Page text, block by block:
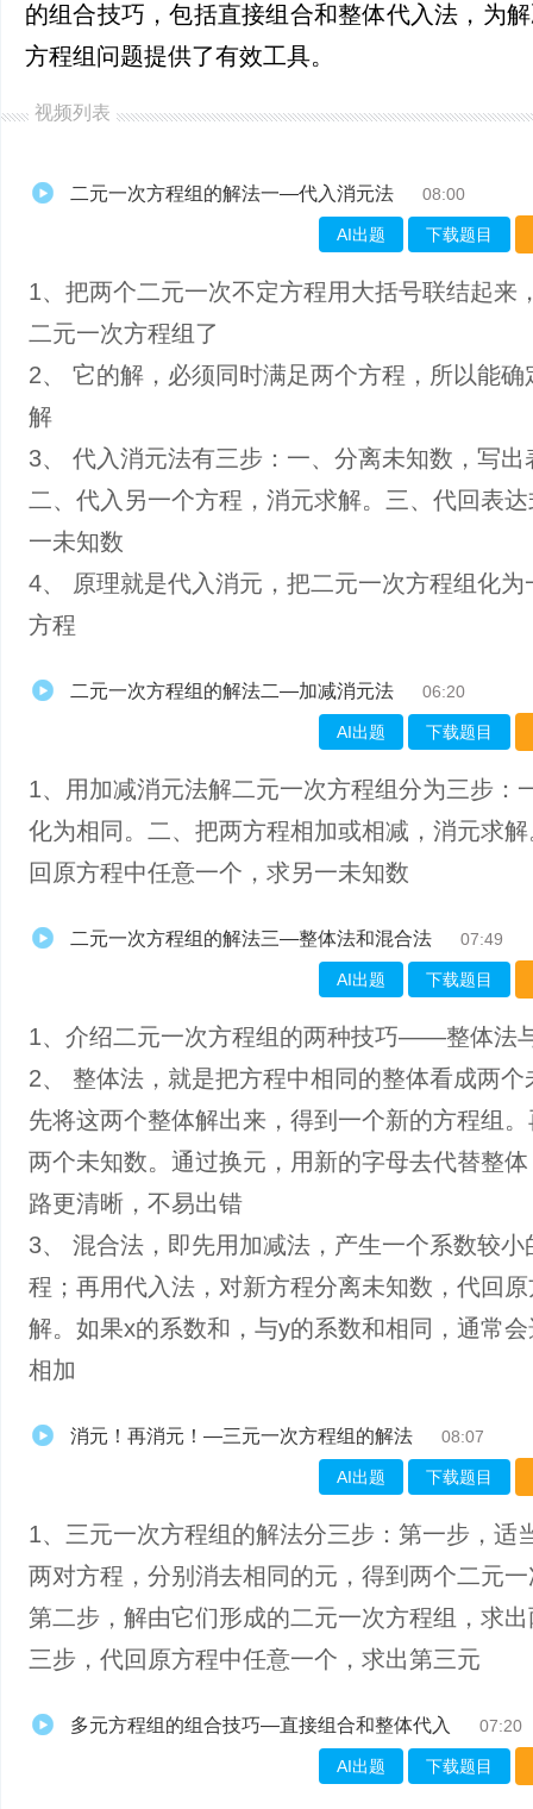
的组合技巧，包括直接组合和整体代入法，为
方程组问题提供了有效工具。
视频列表
二元一次方程组的解法一—代入消元法 08:00
AI出题 下载题目
1、把两个二元一次不定方程用大括号联结起来
二元一次方程组了
2、 它的解，必须同时满足两个方程，所以能确
解
3、 代入消元法有三步：一、分离未知数，写出
二、代入另一个方程，消元求解。三、代回表
一未知数
4、 原理就是代入消元，把二元一次方程组化为
方程
二元一次方程组的解法二—加减消元法 06:20
AI出题 下载题目
1、用加减消元法解二元一次方程组分为三步：
化为相同。二、把两方程相加或相减，消元求
回原方程中任意一个，求另一未知数
二元一次方程组的解法三—整体法和混合法 07:49
AI出题 下载题目
1、介绍二元一次方程组的两种技巧——整体法
2、 整体法，就是把方程中相同的整体看成两个
先将这两个整体解出来，得到一个新的方程组
两个未知数。通过换元，用新的字母去代替整
路更清晰，不易出错
3、 混合法，即先用加减法，产生一个系数较小
程；再用代入法，对新方程分离未知数，代回
解。如果x的系数和，与y的系数和相同，通常
相加
消元！再消元！—三元一次方程组的解法 08:07
AI出题 下载题目
1、三元一次方程组的解法分三步：第一步，适
两对方程，分别消去相同的元，得到两个二元
第二步，解由它们形成的二元一次方程组，求
三步，代回原方程中任意一个，求出第三元
多元方程组的组合技巧—直接组合和整体代入 07:20
AI出题 下载题目